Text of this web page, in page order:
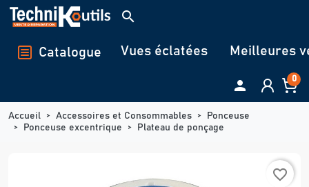
Panneau de gestion des cookies
search
Catalogue Vues éclatées Meilleures
 0
Accueil Accessoires et Consommables
Ponceuse
Ponceuse excentrique
Plateau de ponçage
favorite_border